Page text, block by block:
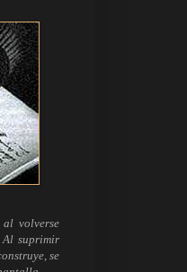
volverse
Al suprimir
se